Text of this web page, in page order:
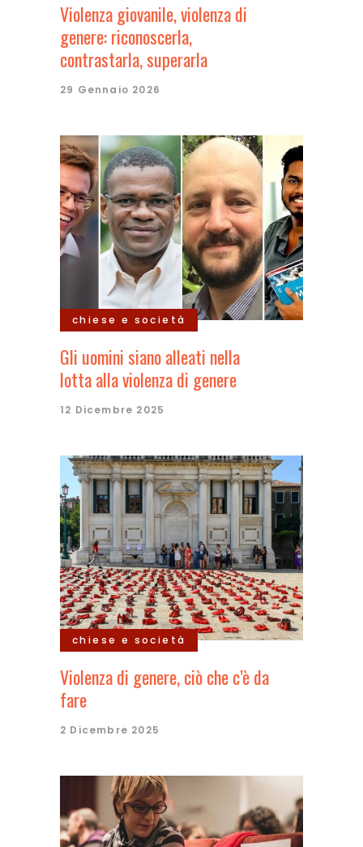
Violenza giovanile, violenza di
genere: riconoscerla,
contrastarla, superarla
29 Gennaio 2026
chiese e società
Gli uomini siano alleati nella
lotta alla violenza di genere
12 Dicembre 2025
chiese e società
Violenza di genere, ciò che c’è da
fare
2 Dicembre 2025